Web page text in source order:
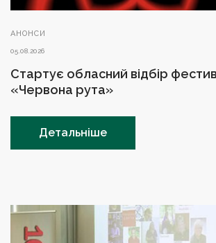
АНОНСИ
05.08.2026
Стартує обласний відбір
«Червона рута»
Детальніше